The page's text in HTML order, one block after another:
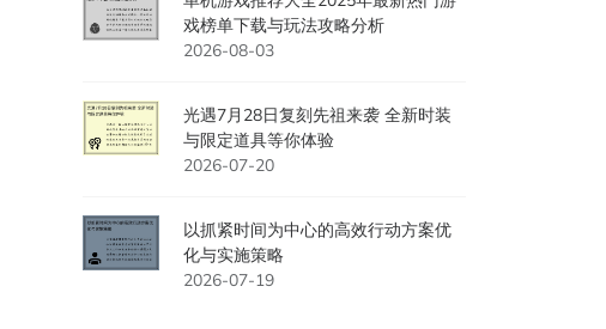
戏榜单下载与玩法攻略分析
2026-08-03
光遇7月28日复刻先祖来袭 全新时装
与限定道具等你体验
2026-07-20
以抓紧时间为中心的高效行动方案优
化与实施策略
2026-07-19